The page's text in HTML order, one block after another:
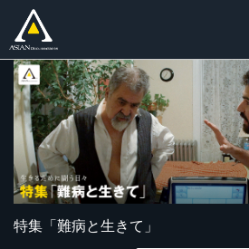
特集「難病と生きて」